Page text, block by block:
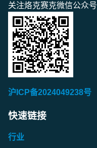
关注烙克赛克微信公众号
沪ICP备2024049238号
快速链接
行业